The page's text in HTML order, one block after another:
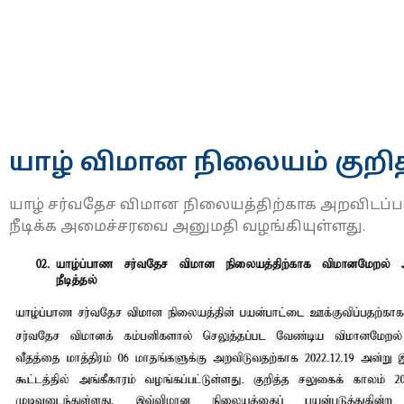
யாழ் விமான நிலையம்
யாழ் சர்வதேச விமான நிலையத்திற்காக
நீடிக்க அமைச்சரவை அனுமதி வழங்கியுள்ளது.